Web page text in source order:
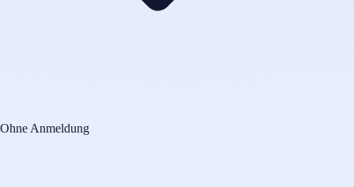
Ohne Anmeldung